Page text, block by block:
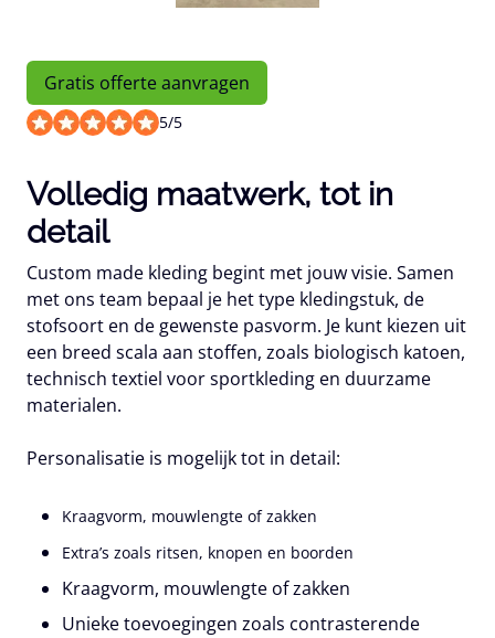
Gratis offerte aanvragen
5/5
Volledig maatwerk, tot in
detail
Custom made kleding begint met jouw visie. Samen
met ons team bepaal je het type kledingstuk, de
stofsoort en de gewenste pasvorm. Je kunt kiezen uit
een breed scala aan stoffen, zoals biologisch katoen,
technisch textiel voor sportkleding en duurzame
materialen.
Personalisatie is mogelijk tot in detail:
Kraagvorm, mouwlengte of zakken
Extra’s zoals ritsen, knopen en boorden
Kraagvorm, mouwlengte of zakken
Unieke toevoegingen zoals contrasterende